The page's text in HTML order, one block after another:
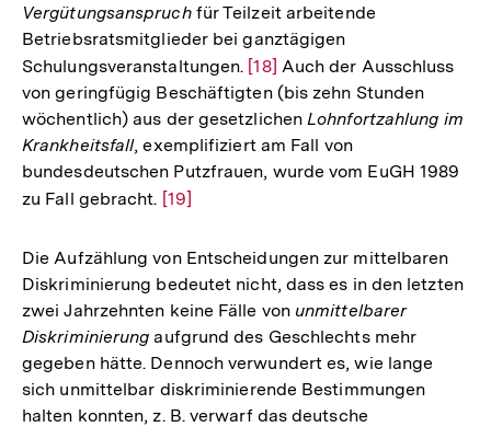
Auflösung
der
Fußnote
Vergütungsanspruchfür Teilzeit arbeitende
Betriebsratsmitglieder bei ganztägigen
Schulungsveranstaltungen. Zur
Auflösung
der
Fußnote
[18] Auch der Ausschluss
von geringfügig Beschäftigten (bis zehn Stunden
wöchentlich) aus der gesetzlichen Lohnfortzahlung im
Krankheitsfall, exemplifiziert am Fall von
bundesdeutschen Putzfrauen, wurde vom EuGH 1989
zu Fall gebracht. Zur
der
Fußnote
[19]
Die Aufzählung von Entscheidungen zur mittelbaren
Diskriminierung bedeutet nicht, dass es in den letzten
zwei Jahrzehnten keine Fälle von unmittelbarer
Diskriminierung aufgrund des Geschlechts mehr
gegeben hätte. Dennoch verwundert es, wie lange
sich unmittelbar diskriminierende Bestimmungen
halten konnten, z. B. verwarf das deutsche